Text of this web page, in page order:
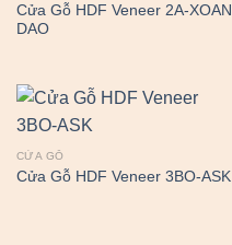
Cửa Gỗ HDF Veneer 2A-XOAN
DAO
CỬA GỖ
Cửa Gỗ HDF Veneer 3BO-ASK